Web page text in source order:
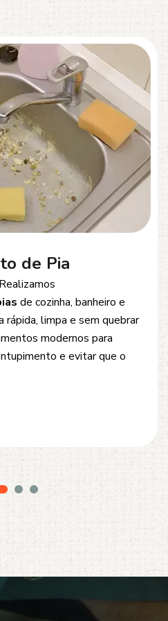
de Esgoto
de esgoto
e eficientes para
esgoto, caixas de
equipamentos
que garantem um
à estrutura.